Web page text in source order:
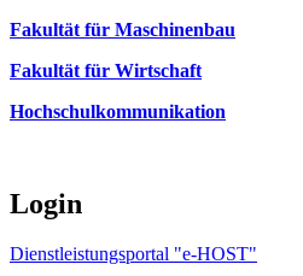
Fakultät für Maschinenbau
Fakultät für Wirtschaft
Hochschulkommunikation
Login
Dienstleistungsportal "e-HOST"